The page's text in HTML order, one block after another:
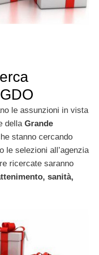
le assunzioni in vista
della Grande
stanno cercando
le selezioni all’agenzia
ricercate saranno
sanità,